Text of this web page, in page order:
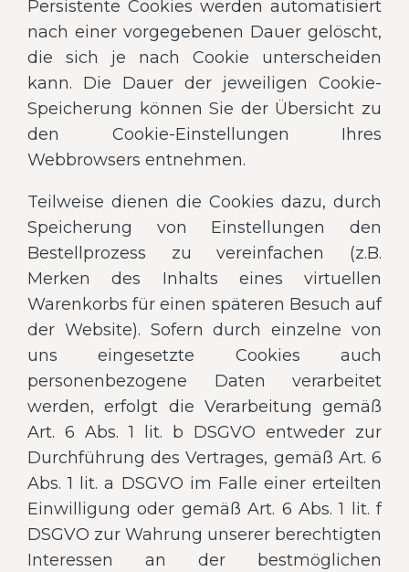
Persistente Cookies werden automatisiert
nach einer vorgegebenen Dauer gelöscht,
die sich je nach Cookie unterscheiden
kann. Die Dauer der jeweiligen Cookie-
Speicherung können Sie der Übersicht zu
den Cookie-Einstellungen Ihres
Webbrowsers entnehmen.
Teilweise dienen die Cookies dazu, durch
Speicherung von Einstellungen den
Bestellprozess zu vereinfachen (z.B.
Merken des Inhalts eines virtuellen
Warenkorbs für einen späteren Besuch auf
der Website). Sofern durch einzelne von
uns eingesetzte Cookies auch
personenbezogene Daten verarbeitet
werden, erfolgt die Verarbeitung gemäß
Art. 6 Abs. 1 lit. b DSGVO entweder zur
Durchführung des Vertrages, gemäß Art. 6
Abs. 1 lit. a DSGVO im Falle einer erteilten
Einwilligung oder gemäß Art. 6 Abs. 1 lit. f
DSGVO zur Wahrung unserer berechtigten
Interessen an der bestmöglichen